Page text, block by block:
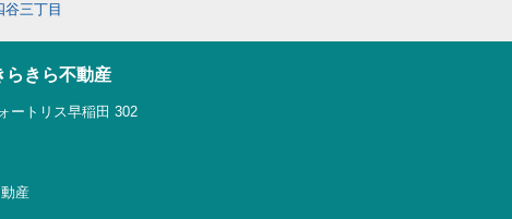
谷三丁目
らきら不動産
ートリス早稲田 302
産